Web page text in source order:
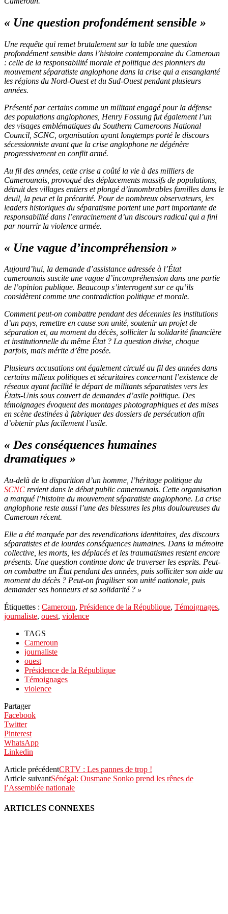
« Une question profondément sensible »
Une requête qui remet brutalement sur la table une question
profondément sensible dans l’histoire contemporaine du Cameroun
: celle de la responsabilité morale et politique des pionniers du
mouvement séparatiste anglophone dans la crise qui a ensanglanté
les régions du Nord-Ouest et du Sud-Ouest pendant plusieurs
années.
Présenté par certains comme un militant engagé pour la défense
des populations anglophones, Henry Fossung fut également l’un
des visages emblématiques du Southern Cameroons National
Council, SCNC, organisation ayant longtemps porté le discours
sécessionniste avant que la crise anglophone ne dégénère
progressivement en conflit armé.
Au fil des années, cette crise a coûté la vie à des milliers de
Camerounais, provoqué des déplacements massifs de populations,
détruit des villages entiers et plongé d’innombrables familles dans le
deuil, la peur et la précarité. Pour de nombreux observateurs, les
leaders historiques du séparatisme portent une part importante de
responsabilité dans l’enracinement d’un discours radical qui a fini
par nourrir la violence armée.
« Une vague d’incompréhension »
Aujourd’hui, la demande d’assistance adressée à l’État
camerounais suscite une vague d’incompréhension dans une partie
de l’opinion publique. Beaucoup s’interrogent sur ce qu’ils
considèrent comme une contradiction politique et morale.
Comment peut-on combattre pendant des décennies les institutions
d’un pays, remettre en cause son unité, soutenir un projet de
séparation et, au moment du décès, solliciter la solidarité financière
et institutionnelle du même État ? La question divise, choque
parfois, mais mérite d’être posée.
Plusieurs accusations ont également circulé au fil des années dans
certains milieux politiques et sécuritaires concernant l’existence de
réseaux ayant facilité le départ de militants séparatistes vers les
États-Unis sous couvert de demandes d’asile politique. Des
témoignages évoquent des montages photographiques et des mises
en scène destinées à fabriquer des dossiers de persécution afin
d’obtenir plus facilement l’asile.
« Des conséquences humaines
dramatiques »
Au-delà de la disparition d’un homme, l’héritage politique du
SCNC revient dans le débat public camerounais. Cette organisation
a marqué l’histoire du mouvement séparatiste anglophone. La crise
anglophone reste aussi l’une des blessures les plus douloureuses du
Cameroun récent.
Elle a été marquée par des revendications identitaires, des discours
séparatistes et de lourdes conséquences humaines. Dans la mémoire
collective, les morts, les déplacés et les traumatismes restent encore
présents. Une question continue donc de traverser les esprits. Peut-
on combattre un État pendant des années, puis solliciter son aide au
moment du décès ? Peut-on fragiliser son unité nationale, puis
demander ses honneurs et sa solidarité ? »
Étiquettes : Cameroun, Présidence de la République, Témoignages,
journaliste, ouest, violence
TAGS
Cameroun
journaliste
ouest
Présidence de la République
Témoignages
violence
Partager
Facebook
Twitter
Pinterest
WhatsApp
Linkedin
Article précédentCRTV : Les pannes de trop !
Article suivantSénégal: Ousmane Sonko prend les rênes de
l’Assemblée nationale
ARTICLES CONNEXES